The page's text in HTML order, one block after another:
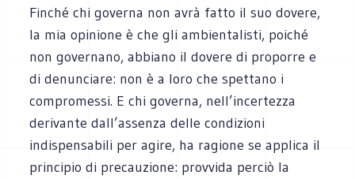
Finché chi governa non avrà fatto il suo dovere,
la mia opinione è che gli ambientalisti, poiché
non governano, abbiano il dovere di proporre e
di denunciare: non è a loro che spettano i
compromessi. E chi governa, nell’incertezza
derivante dall’assenza delle condizioni
indispensabili per agire, ha ragione se applica il
principio di precauzione: provvida perciò la